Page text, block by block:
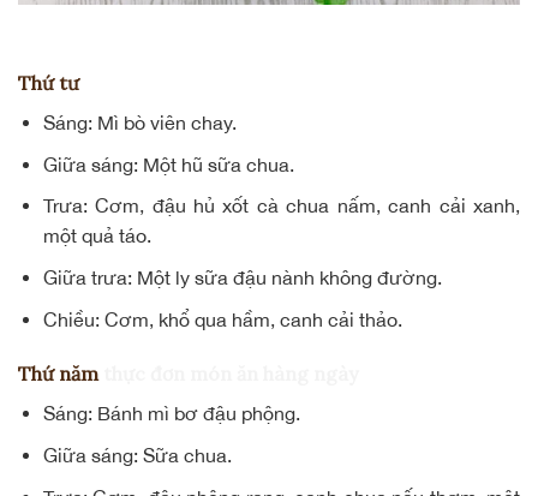
Thứ tư
Sáng: Mì bò viên chay.
Giữa sáng: Một hũ sữa chua.
Trưa: Cơm, đậu hủ xốt cà chua nấm, canh cải xanh,
một quả táo.
Giữa trưa: Một ly sữa đậu nành không đường.
Chiều: Cơm, khổ qua hầm, canh cải thảo.
Thứ năm
Sáng: Bánh mì bơ đậu phộng.
Giữa sáng: Sữa chua.